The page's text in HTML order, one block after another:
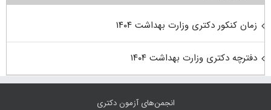
زمان کنکور دکتری وزارت بهداشت ۱۴۰۴
دفترچه دکتری وزارت بهداشت ۱۴۰۴
انجمن‌های آزمون دکتری